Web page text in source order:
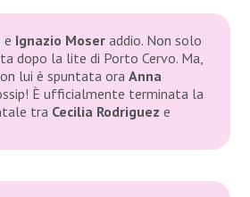
e Ignazio Moser addio. Non solo
dopo la lite di Porto Cervo. Ma,
lui è spuntata oraAnna
È ufficialmente terminata la
tra Cecilia Rodrigueze